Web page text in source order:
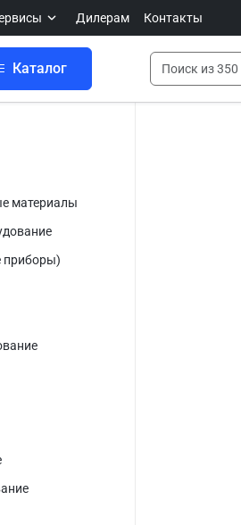
Дилерам Контакты
Каталог
материалы
приборы)